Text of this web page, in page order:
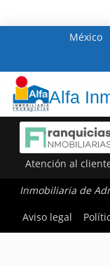
México
Alfa
Atención al
Inmobiliaria de
Aviso legal